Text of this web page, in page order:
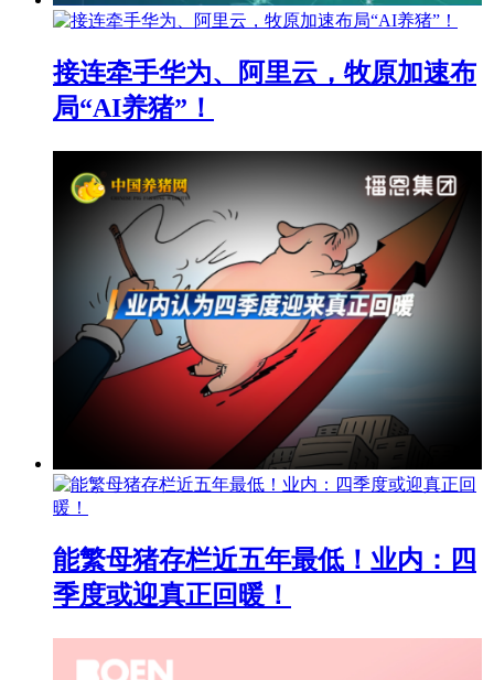
接连牵手华为、阿里云，牧原加速布
局“AI养猪”！
能繁母猪存栏近五年最低！业内：四
季度或迎真正回暖！